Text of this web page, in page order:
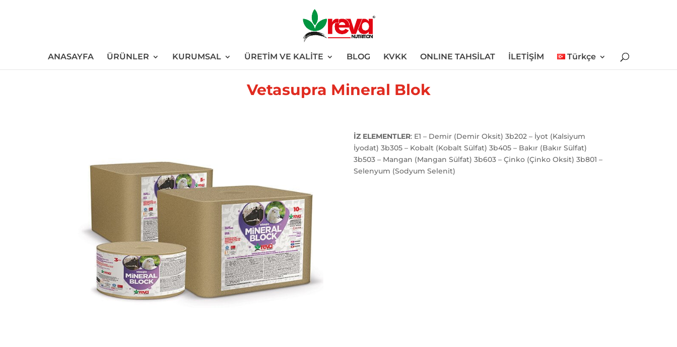
ANASAYFA ÜRÜNLER KURUMSAL ÜRETİM VE KALİTE BLOG KVKK ONLINE TAHSİLAT İLETİŞİM Türkçe
Vetasupra Mineral Blok
İZ ELEMENTLER: E1 – Demir (Demir Oksit) 3b202 – İyot (Kalsiyum
İyodat) 3b305 – Kobalt (Kobalt Sülfat) 3b405 – Bakır (Bakır Sülfat)
3b503 – Mangan (Mangan Sülfat) 3b603 – Çinko (Çinko Oksit) 3b801 –
Selenyum (Sodyum Selenit)